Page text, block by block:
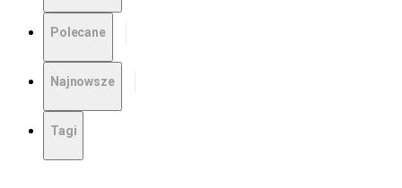
Polecane
Najnowsze
Tagi